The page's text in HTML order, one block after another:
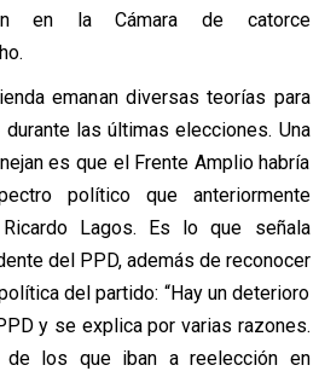
en la Cámara de catorce
emanan diversas teorías para
las últimas elecciones. Una
es que el Frente Amplio habría
político que anteriormente
Lagos. Es lo que señala
del PPD, además de reconocer
del partido: “Hay un deterioro
y se explica por varias razones.
de los que iban a reelección en